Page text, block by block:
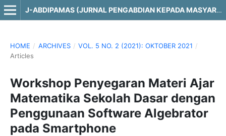
J-ABDIPAMAS (JURNAL PENGABDIAN KEPADA MASYARAKAT)
HOME / ARCHIVES / VOL. 5 NO. 2 (2021): OKTOBER 2021 /
Articles
Workshop Penyegaran Materi Ajar
Matematika Sekolah Dasar dengan
Penggunaan Software Algebrator
pada Smartphone